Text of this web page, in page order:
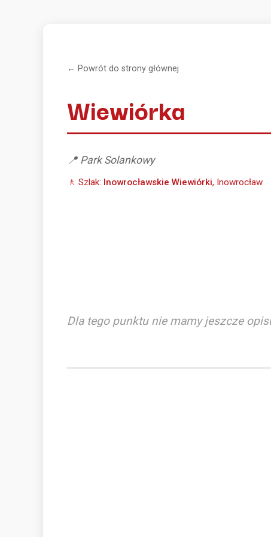
← Powrót do strony głównej
Wiewiórka
📍 Park Solankowy
🚶 Szlak: Inowrocławskie Wiewiórki, Inowrocław
Dla tego punktu nie mamy jeszcze